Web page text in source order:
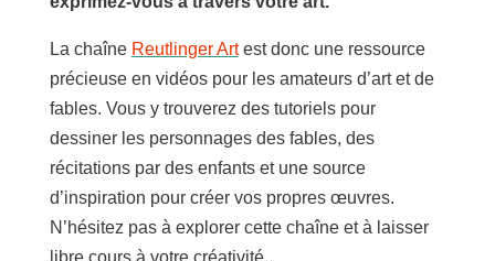
La chaîne Reutlinger Artest donc une ressource
précieuse en vidéos pour les amateurs d’art et de
fables. Vous y trouverez des tutoriels pour
dessiner les personnages des fables, des
récitations par des enfants et une source
d’inspiration pour créer vos propres œuvres.
N’hésitez pas à explorer cette chaîne et à laisser
libre cours à votre créativité.